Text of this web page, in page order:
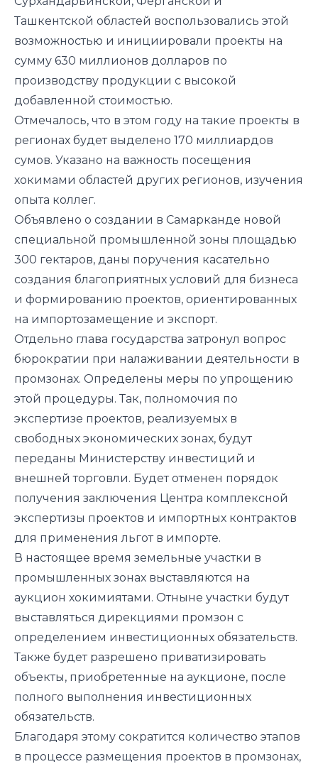
Ташкентской областей воспользовались этой
возможностью и инициировали проекты на
сумму 630 миллионов долларов по
производству продукции с высокой
добавленной стоимостью.
Отмечалось, что в этом году на такие проекты в
регионах будет выделено 170 миллиардов
сумов. Указано на важность посещения
хокимами областей других регионов, изучения
опыта коллег.
Объявлено о создании в Самарканде новой
специальной промышленной зоны площадью
300 гектаров, даны поручения касательно
создания благоприятных условий для бизнеса
и формированию проектов, ориентированных
на импортозамещение и экспорт.
Отдельно глава государства затронул вопрос
бюрократии при налаживании деятельности в
промзонах. Определены меры по упрощению
этой процедуры. Так, полномочия по
экспертизе проектов, реализуемых в
свободных экономических зонах, будут
переданы Министерству инвестиций и
внешней торговли. Будет отменен порядок
получения заключения Центра комплексной
экспертизы проектов и импортных контрактов
для применения льгот в импорте.
В настоящее время земельные участки в
промышленных зонах выставляются на
аукцион хокимиятами. Отныне участки будут
выставляться дирекциями промзон с
определением инвестиционных обязательств.
Также будет разрешено приватизировать
объекты, приобретенные на аукционе, после
полного выполнения инвестиционных
обязательств.
Благодаря этому сократится количество этапов
в процессе размещения проектов в промзонах,